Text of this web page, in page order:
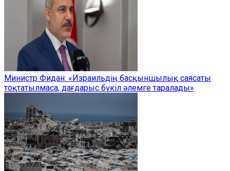
Министр Фидан: «Израильдің басқыншылық саясаты
тоқтатылмаса, дағдарыс бүкіл әлемге таралады»